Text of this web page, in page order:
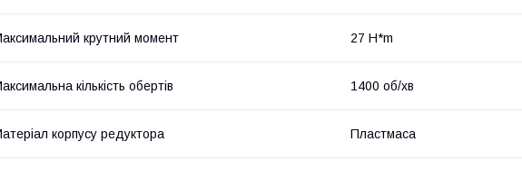
крутний момент 27 H*m
кількість обертів 1400 об/хв
корпусу редуктора Пластмаса